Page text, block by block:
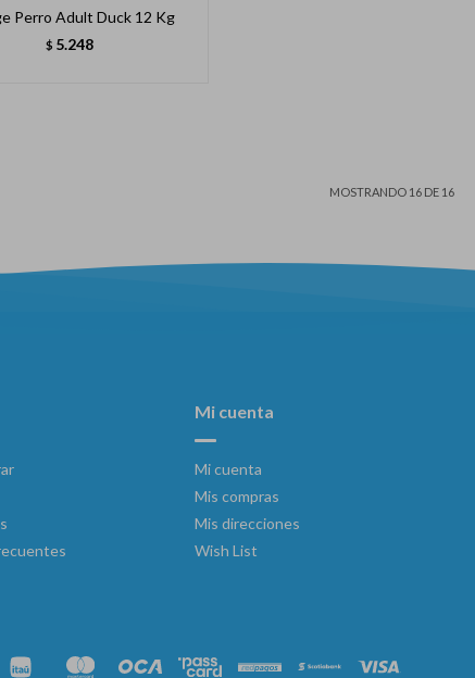
Perro Adult Duck 12 Kg
$ 5.248
MOSTRANDO 16DE 16
Mi cuenta
Mi cuenta
Mis compras
Mis direcciones
Wish List